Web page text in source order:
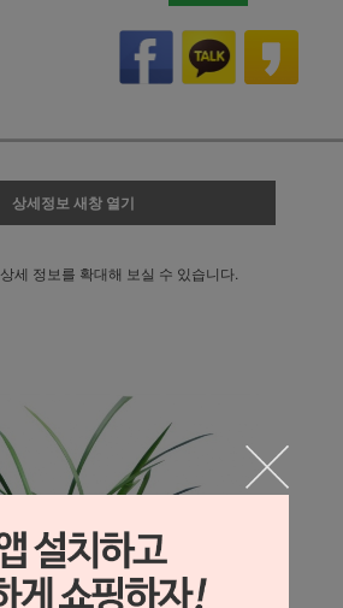
상세정보 새창 열기
상세 정보를 확대해 보실 수 있습니다.